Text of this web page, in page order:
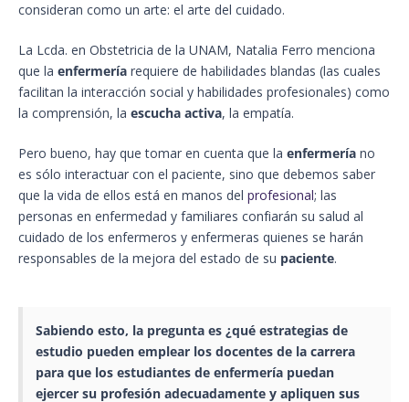
consideran como un arte: el arte del cuidado.
La Lcda. en Obstetricia de la UNAM, Natalia Ferro menciona
que la enfermería requiere de habilidades blandas (las cuales
facilitan la interacción social y habilidades profesionales) como
la comprensión, la escucha activa, la empatía.
Pero bueno, hay que tomar en cuenta que la enfermería no
es sólo interactuar con el paciente, sino que debemos saber
que la vida de ellos está en manos del profesional; las
personas en enfermedad y familiares confiarán su salud al
cuidado de los enfermeros y enfermeras quienes se harán
responsables de la mejora del estado de su paciente.
Sabiendo esto, la pregunta es ¿qué estrategias de
estudio pueden emplear los docentes de la carrera
para que los estudiantes de enfermería puedan
ejercer su profesión adecuadamente y apliquen sus